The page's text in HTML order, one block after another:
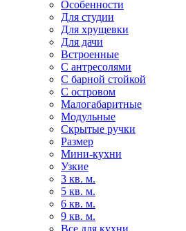
Особенности
Для студии
Для хрущевки
Для дачи
Встроенные
С антресолями
С барной стойкой
С островом
Малогабаритные
Модульные
Скрытые ручки
Размер
Мини-кухни
Узкие
3 кв. м.
5 кв. м.
6 кв. м.
9 кв. м.
Все для кухни